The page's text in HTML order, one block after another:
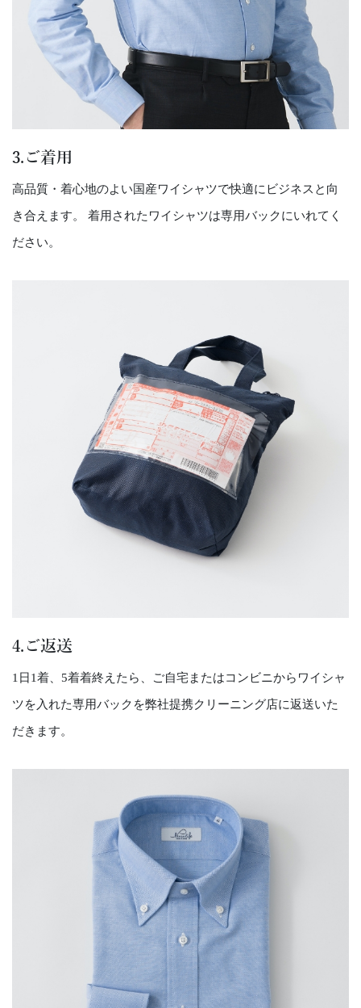
3.ご着用
高品質・着心地のよい国産ワイシャツで快適にビジネスと向
き合えます。 着用されたワイシャツは専用バックにいれてく
ださい。
4.ご返送
1日1着、5着着終えたら、ご自宅またはコンビニからワイシャ
ツを入れた専用バックを弊社提携クリーニング店に返送いた
だきます。